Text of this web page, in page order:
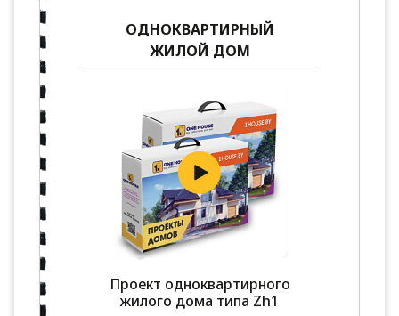
ОДНОКВАРТИРНЫЙ
ЖИЛОЙ ДОМ
Проект одноквартирного
жилого дома типа Zh1